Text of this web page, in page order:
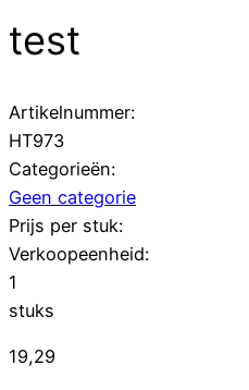
test
Artikelnummer:
HT973
Categorieën:
Geen categorie
Prijs per stuk:
Verkoopeenheid:
1
stuks
19,29